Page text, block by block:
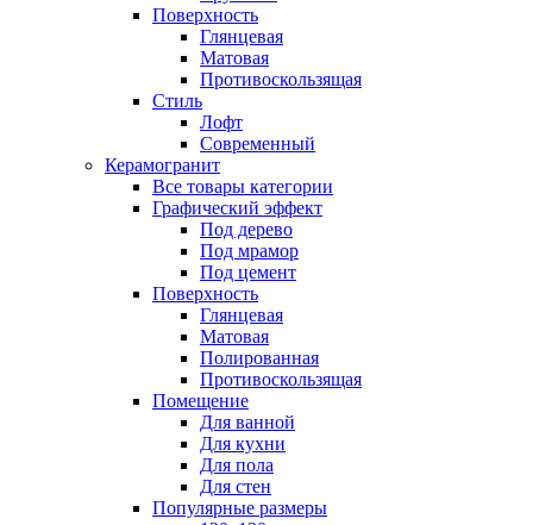
Поверхность
Глянцевая
Матовая
Противоскользящая
Стиль
Лофт
Современный
Керамогранит
Все товары категории
Графический эффект
Под дерево
Под мрамор
Под цемент
Поверхность
Глянцевая
Матовая
Полированная
Противоскользящая
Помещение
Для ванной
Для кухни
Для пола
Для стен
Популярные размеры